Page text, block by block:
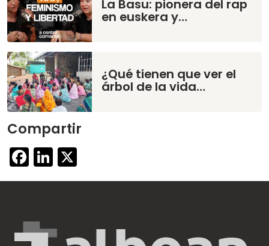
La Basu: pionera del rap
en euskera y…
¿Qué tienen que ver el
árbol de la vida…
Compartir
Facebook
LinkedIn